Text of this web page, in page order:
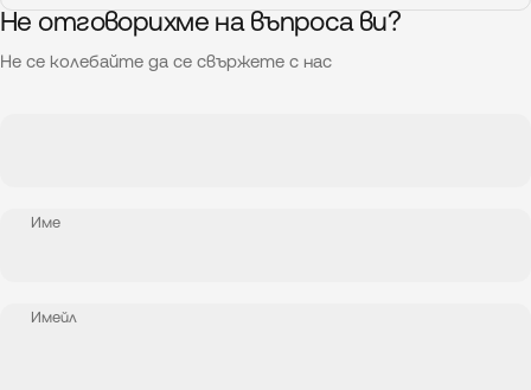
Не отговорихме на въпроса ви?
Не се колебайте да се свържете с нас
Име
Имейл